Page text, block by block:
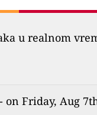
u realnom
on Friday, Aug